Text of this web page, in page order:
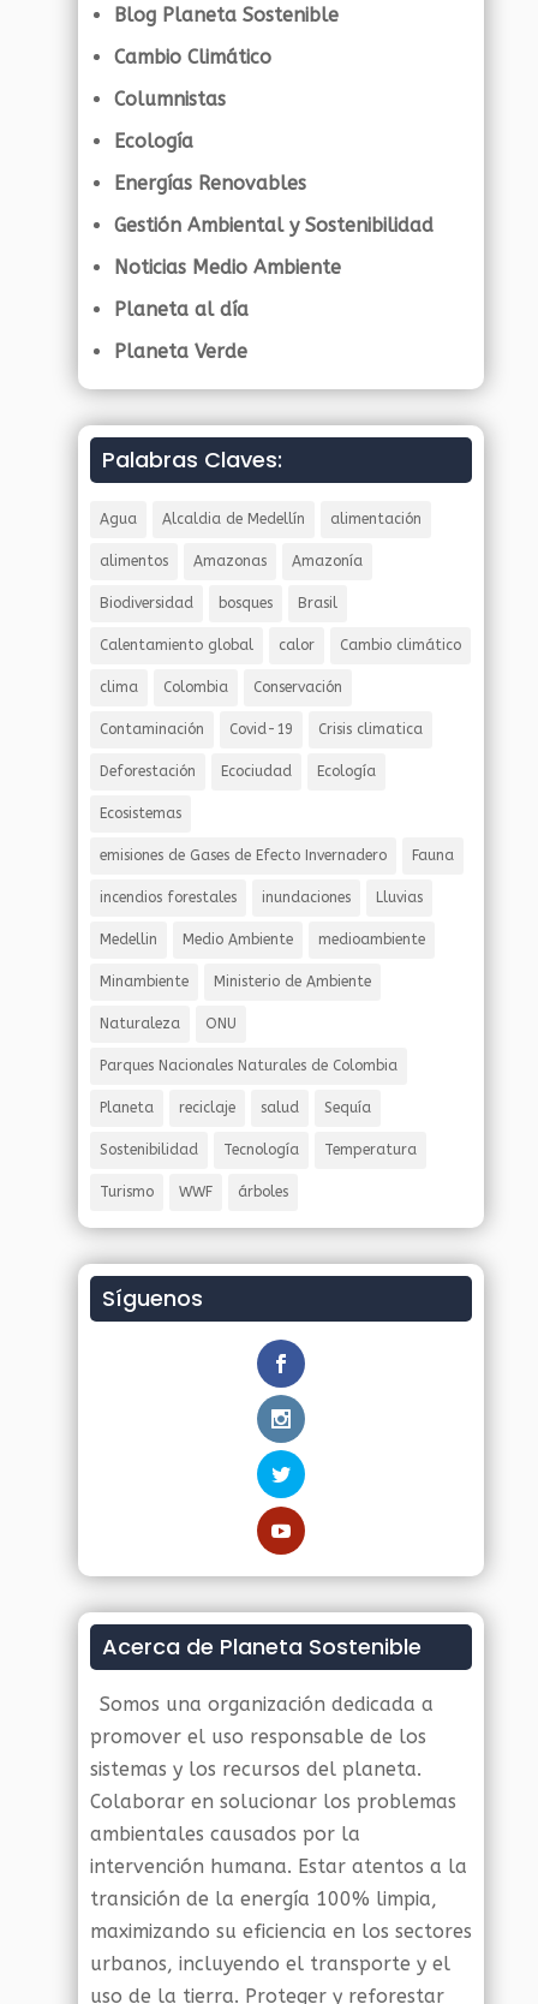
Blog Planeta Sostenible
Cambio Climático
Columnistas
Ecología
Energías Renovables
Gestión Ambiental y Sostenibilidad
Noticias Medio Ambiente
Planeta al día
Planeta Verde
Palabras Claves:
Agua Alcaldia de Medellín alimentación
alimentos Amazonas Amazonía
Biodiversidad bosques Brasil
Calentamiento global calor Cambio climático
clima Colombia Conservación
Contaminación Covid-19 Crisis climatica
Deforestación Ecociudad Ecología
Ecosistemas
emisiones de Gases de Efecto Invernadero Fauna
incendios forestales inundaciones Lluvias
Medellin Medio Ambiente medioambiente
Minambiente Ministerio de Ambiente
Naturaleza ONU
Parques Nacionales Naturales de Colombia
Planeta reciclaje salud Sequía
Sostenibilidad Tecnología Temperatura
Turismo WWF árboles
Síguenos
Acerca de Planeta Sostenible
Somos una organización dedicada a
promover el uso responsable de los
sistemas y los recursos del planeta.
Colaborar en solucionar los problemas
ambientales causados por la
intervención humana. Estar atentos a la
transición de la energía 100% limpia,
maximizando su eficiencia en los sectores
urbanos, incluyendo el transporte y el
uso de la tierra. Proteger y reforestar